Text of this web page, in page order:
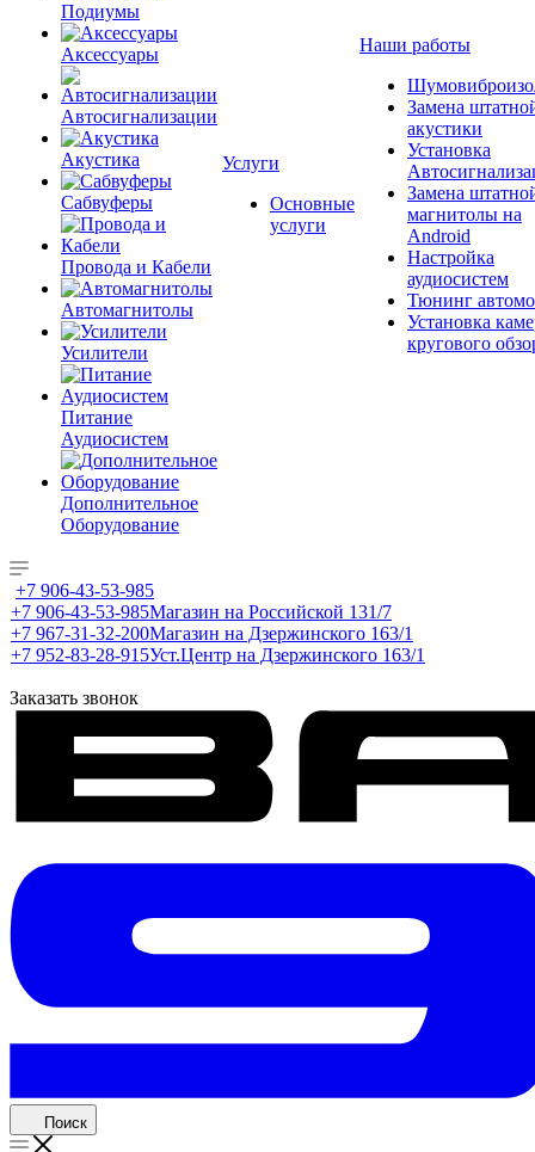
Подиумы
Аксессуары
Автосигнализации
Акустика
Сабвуферы
Провода и Кабели
Автомагнитолы
Усилители
Питание
Аудиосистем
Дополнительное
Оборудование
Услуги
Основные
услуги
Наши работы
Замена
акустики
Установка
Замена
магнитолы на
Android
Настройка
аудиосистем
Тюнинг
Установка
кругового
+7 906-43-53-985
+7 906-43-53-985Магазин на Российской 131/7
+7 967-31-32-200Магазин на Дзержинского 163/1
+7 952-83-28-915Уст.Центр на Дзержинского 163/1
Заказать звонок
Поиск